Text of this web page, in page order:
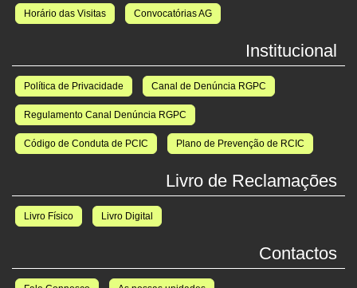
Horário das Visitas Convocatórias AG
Institucional
Política de Privacidade Canal de Denúncia RGPC
Regulamento Canal Denúncia RGPC
Código de Conduta de PCIC Plano de Prevenção de RCIC
Livro de Reclamações
Livro Físico Livro Digital
Contactos